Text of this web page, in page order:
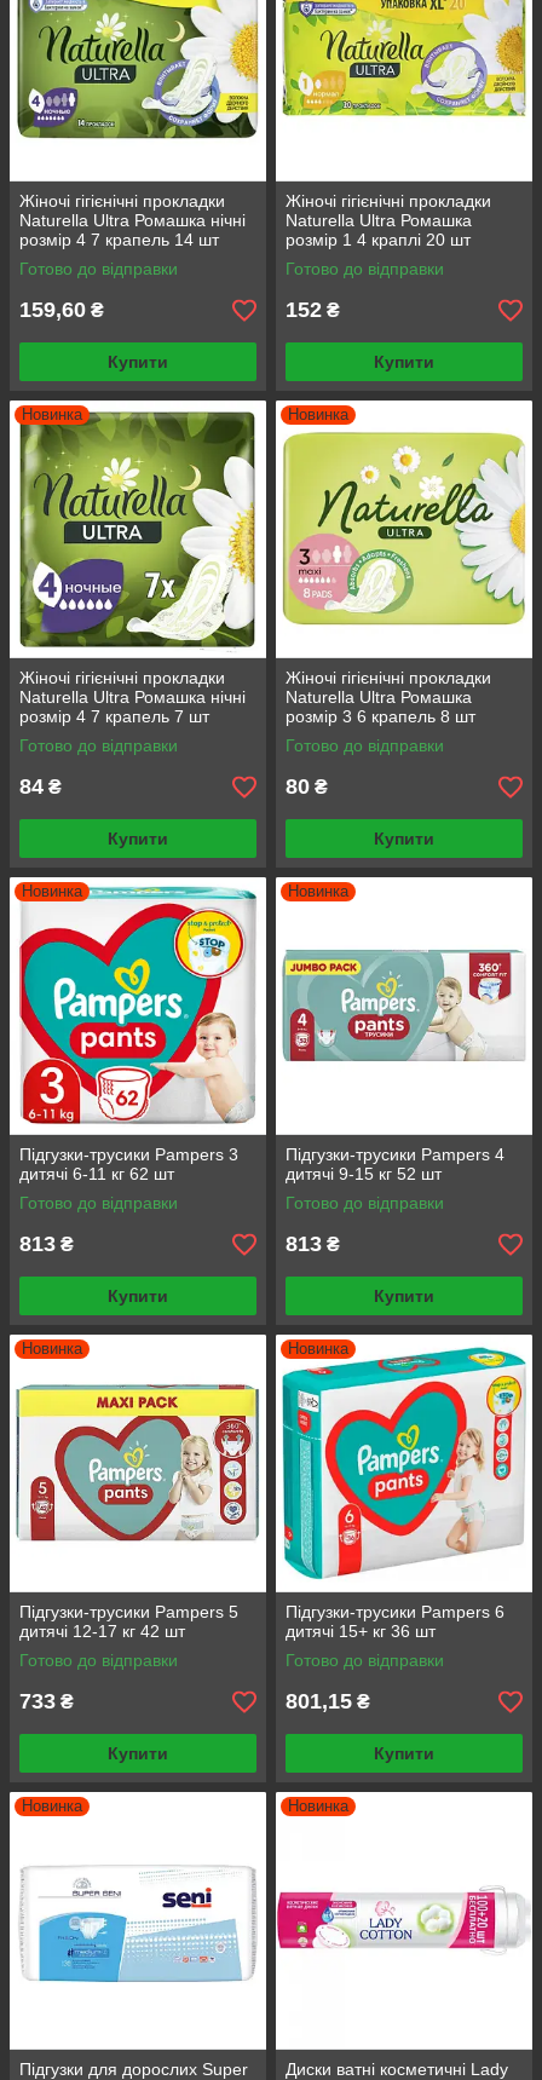
Жіночі гігієнічні прокладки
Naturella Ultra Ромашка нічні
розмір 4 7 крапель 14 шт
Готово до відправки
159,60 ₴
Купити
Жіночі гігієнічні прокладки
Naturella Ultra Ромашка
розмір 1 4 краплі 20 шт
Готово до відправки
152 ₴
Купити
Новинка
Жіночі гігієнічні прокладки
Naturella Ultra Ромашка нічні
розмір 4 7 крапель 7 шт
Готово до відправки
84 ₴
Купити
Новинка
Жіночі гігієнічні прокладки
Naturella Ultra Ромашка
розмір 3 6 крапель 8 шт
Готово до відправки
80 ₴
Купити
Новинка
Підгузки-трусики Pampers 3
дитячі 6-11 кг 62 шт
Готово до відправки
813 ₴
Купити
Новинка
Підгузки-трусики Pampers 4
дитячі 9-15 кг 52 шт
Готово до відправки
813 ₴
Купити
Новинка
Підгузки-трусики Pampers 5
дитячі 12-17 кг 42 шт
Готово до відправки
733 ₴
Купити
Новинка
Підгузки-трусики Pampers 6
дитячі 15+ кг 36 шт
Готово до відправки
801,15 ₴
Купити
Новинка
Підгузки для дорослих Super
Новинка
Диски ватні косметичнi Lady